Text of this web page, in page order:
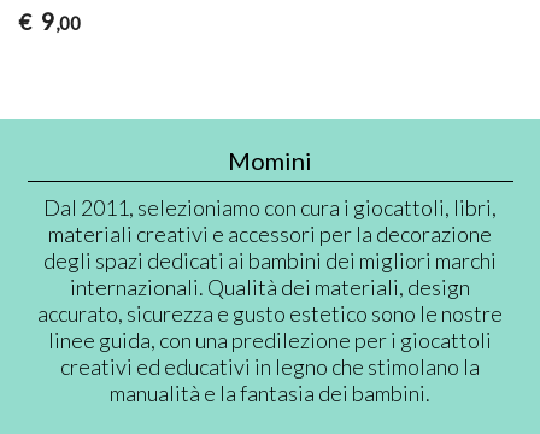
€ 9,00
Momini
Dal 2011, selezioniamo con cura i giocattoli, libri,
materiali creativi e accessori per la decorazione
degli spazi dedicati ai bambini dei migliori marchi
internazionali. Qualità dei materiali, design
accurato, sicurezza e gusto estetico sono le nostre
linee guida, con una predilezione per i giocattoli
creativi ed educativi in legno che stimolano la
manualità e la fantasia dei bambini.